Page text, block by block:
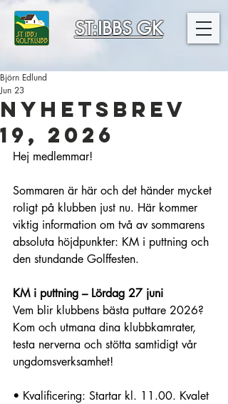
ST:IBBS GK
Nyhetsbrev
19, 2026
Björn Edlund
Jun 23
Hej medlemmar!
Sommaren är här och det händer mycket
roligt på klubben just nu. Här kommer
viktig information om två av sommarens
absoluta höjdpunkter: KM i puttning och
den stundande Golffesten.
KM i puttning – Lördag 27 juni
Vem blir klubbens bästa puttare 2026?
Kom och utmana dina klubbkamrater,
testa nerverna och stötta samtidigt vår
ungdomsverksamhet!
• Kvalificering: Startar kl. 11.00. Kvalet